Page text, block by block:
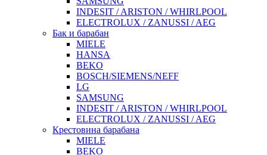
INDESIT / ARISTON / WHIRLPOOL
ELECTROLUX / ZANUSSI / AEG
Бак и барабан
MIELE
HANSA
BEKO
BOSCH/SIEMENS/NEFF
LG
SAMSUNG
INDESIT / ARISTON / WHIRLPOOL
ELECTROLUX / ZANUSSI / AEG
Крестовина барабана
MIELE
BEKO